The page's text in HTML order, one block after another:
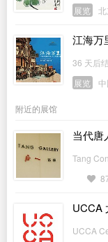
展览
江海万
侨批文
36 天后
展览
附近的展馆
当代唐
Tang
UCCA
UCCA